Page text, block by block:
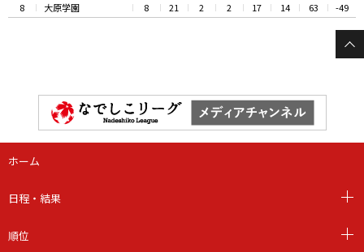
8
大原学園 8 21 2 2 17 14 63 -49
ホーム
日程・結果
順位